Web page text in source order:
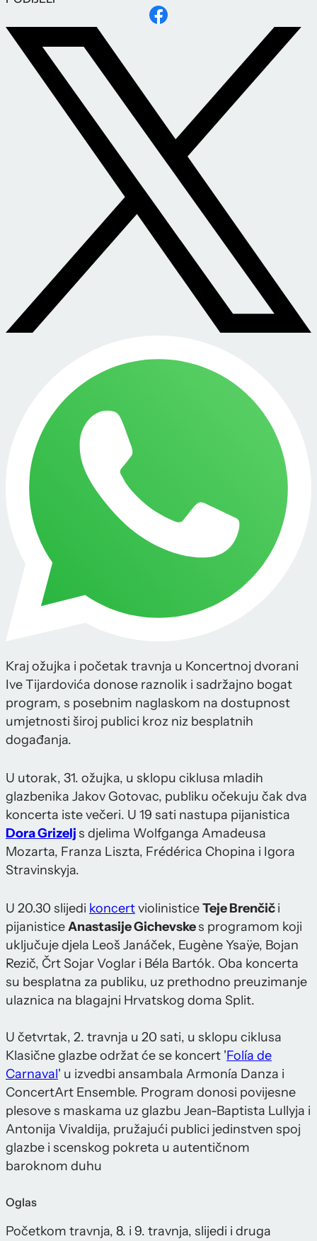
Kraj ožujka i početak travnja u Koncertnoj dvorani
Ive Tijardovića donose raznolik i sadržajno bogat
program, s posebnim naglaskom na dostupnost
umjetnosti široj publici kroz niz besplatnih
događanja.
U utorak, 31. ožujka, u sklopu ciklusa mladih
glazbenika Jakov Gotovac, publiku očekuju čak dva
koncerta iste večeri. U 19 sati nastupa pijanistica
Dora Grizeljs djelima Wolfganga Amadeusa
Mozarta, Franza Liszta, Frédérica Chopina i Igora
Stravinskyja.
U 20.30 slijedi koncertviolinisticeTeje Brenčiči
pijanisticeAnastasije Gichevskes programom koji
uključuje djela Leoš Janáček, Eugène Ysaÿe, Bojan
Rezič, Črt Sojar Voglar i Béla Bartók. Oba koncerta
su besplatna za publiku, uz prethodno preuzimanje
ulaznica na blagajni Hrvatskog doma Split.
U četvrtak, 2. travnja u 20 sati, u sklopu ciklusa
Klasične glazbe održat će se koncert 'Folía de
Carnaval' u izvedbi ansambala Armonía Danza i
ConcertArt Ensemble. Program donosi povijesne
plesove s maskama uz glazbu Jean-Baptista Lullyja i
Antonija Vivaldija, pružajući publici jedinstven spoj
glazbe i scenskog pokreta u autentičnom
baroknom duhu
Oglas
Početkom travnja, 8. i 9. travnja, slijedi i druga